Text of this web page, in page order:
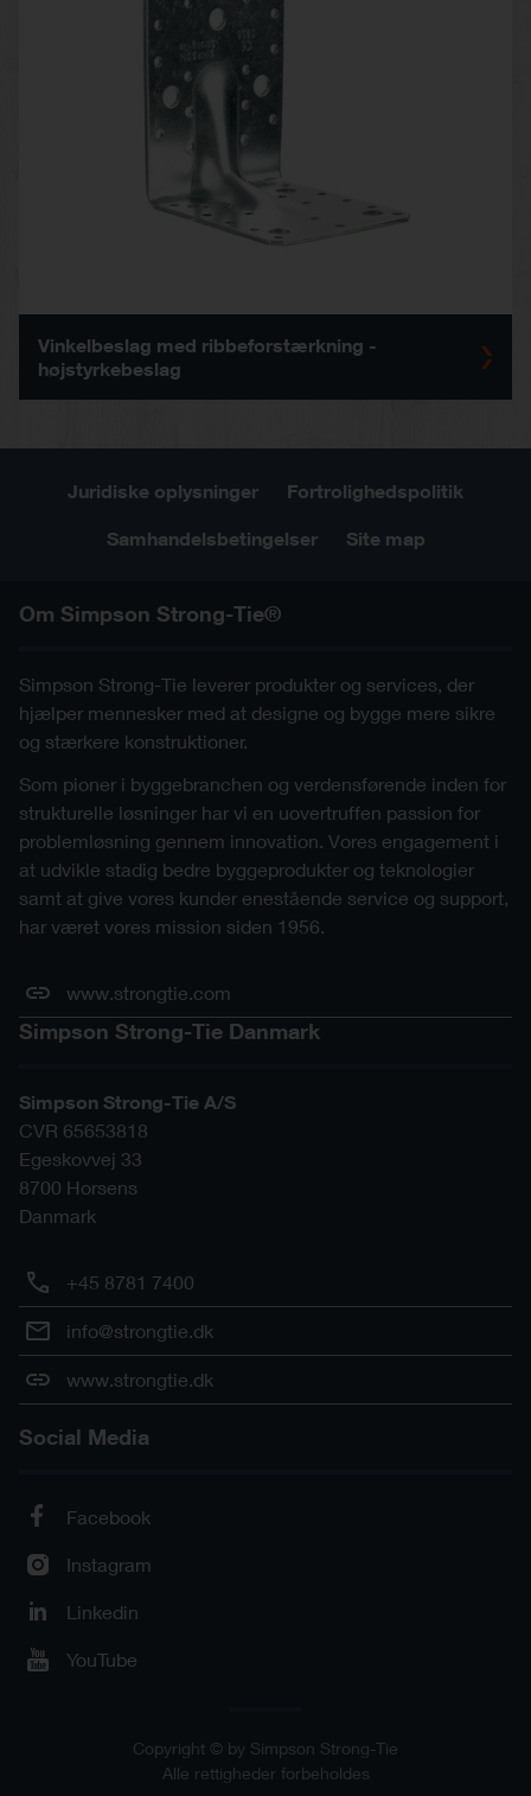
Vinkelbeslag med ribbeforstærkning -
højstyrkebeslag
Juridiske oplysninger Fortrolighedspolitik
Samhandelsbetingelser Site map
Om Simpson Strong-Tie®
Simpson Strong-Tie leverer produkter og services, der
hjælper mennesker med at designe og bygge mere sikre
og stærkere konstruktioner.
Som pioner i byggebranchen og verdensførende inden for
strukturelle løsninger har vi en uovertruffen passion for
problemløsning gennem innovation. Vores engagement i
at udvikle stadig bedre byggeprodukter og teknologier
samt at give vores kunder enestående service og support,
har været vores mission siden 1956.
www.strongtie.com
Simpson Strong-Tie Danmark
Simpson Strong-Tie A/S
CVR 65653818
Egeskovvej 33
8700 Horsens
Danmark
+45 8781 7400
info@strongtie.dk
www.strongtie.dk
Social Media
Facebook
Instagram
Linkedin
YouTube
Copyright © by Simpson Strong-Tie
Alle rettigheder forbeholdes